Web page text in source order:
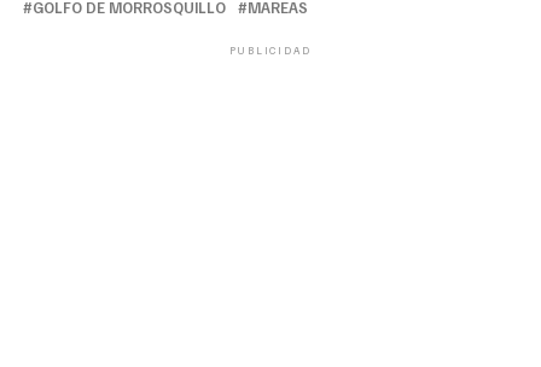
GOLFO DE MORROSQUILLO
MAREAS
PUBLICIDAD